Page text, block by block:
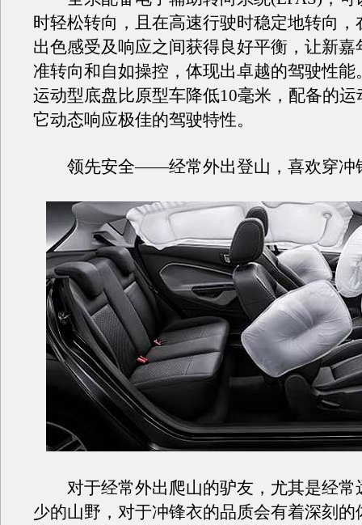
时轻松转向，且在高速行驶时稳定地转向，
出色感受及响应之间获得良好平衡，让新嘉
准转向和自如操控，体现出卓越的驾驶性能
运动型底盘比原型车降低10毫米，配备的
它动态响应极佳的驾驶特性。
领先安全——经常外出登山，喜欢穿冲
对于经常外出爬山的驴友，尤其是经常
少的山野，对于冲锋衣的品质会有着深刻的